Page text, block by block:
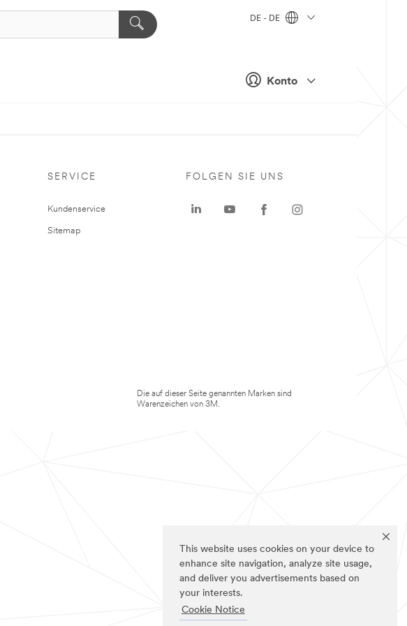
This website uses cookies on your device to
enhance site navigation, analyze site usage,
and deliver you advertisements based on
your interests.
Cookie Notice
Konto
DE - DE
SERVICE
Kundenservice
Sitemap
FOLGEN SIE UNS
Die auf dieser Seite genannten Marken sind
Warenzeichen von 3M.